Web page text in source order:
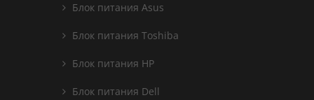
Блок питания Asus
Блок питания Toshiba
Блок питания HP
Блок питания Dell